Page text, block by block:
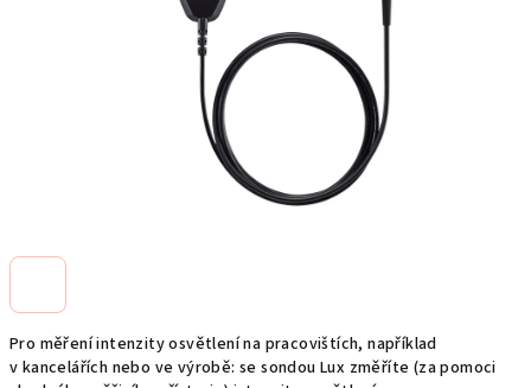
Pro měření intenzity osvětlení na pracovištích, například
v kancelářích nebo ve výrobě: se sondou Lux změříte (za pomoci